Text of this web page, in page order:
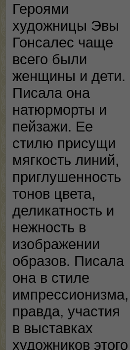
Героями
художницы Эвы
Гонсалес чаще
всего были
женщины и дети.
Писала она
натюрморты и
пейзажи. Ее
стилю присущи
мягкость линий,
приглушенность
тонов цвета,
деликатность и
нежность в
изображении
образов. Писала
она в стиле
импрессионизма,
правда, участия
в выставках
художников этого